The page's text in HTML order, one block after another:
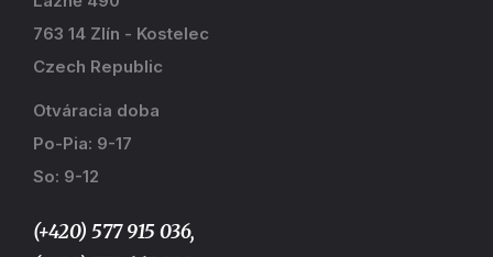
763 14 Zlín - Kostelec
Czech Republic
Otváracia doba
Po-Pia: 9-17
So: 9-12
(+420) 577 915 036,